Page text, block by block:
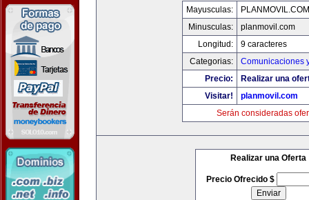
Mayusculas:
PLANMOVIL.COM
Minusculas:
planmovil.com
Longitud:
9 caracteres
Categorias:
Comunicaciones
Precio:
Realizar una
Visitar!
planmovil.com
Serán consideradas
Realizar una Oferta
Precio Ofrecido $